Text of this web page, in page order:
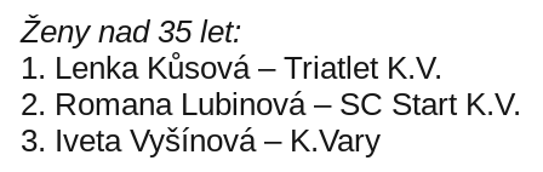
Ženy nad 35 let:
1. Lenka Kůsová – Triatlet K.V.
2. Romana Lubinová – SC Start K.V.
3. Iveta Vyšínová – K.Vary